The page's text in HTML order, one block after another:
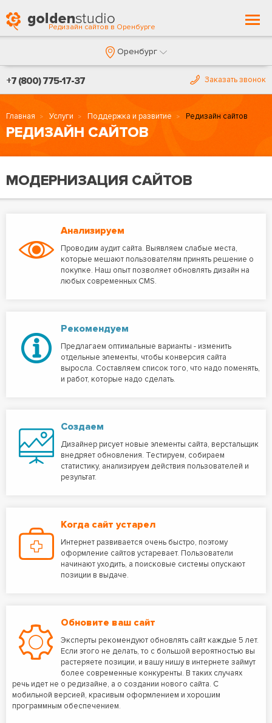
Редизайн сайтов в Оренбурге
Оренбург
+7 (800) 775-17-37 Заказать звонок
Главная Услуги Поддержка и развитие Редизайн сайтов
РЕДИЗАЙН САЙТОВ
МОДЕРНИЗАЦИЯ САЙТОВ
Анализируем
Проводим аудит сайта. Выявляем слабые места,
которые мешают пользователям принять решение о
покупке. Наш опыт позволяет обновлять дизайн на
любых современных CMS.
Рекомендуем
Предлагаем оптимальные варианты - изменить
отдельные элементы, чтобы конверсия сайта
выросла. Составляем список того, что надо поменять,
и работ, которые надо сделать.
Создаем
Дизайнер рисует новые элементы сайта, верстальщик
внедряет обновления. Тестируем, собираем
статистику, анализируем действия пользователей и
результат.
Когда сайт устарел
Интернет развивается очень быстро, поэтому
оформление сайтов устаревает. Пользователи
начинают уходить, а поисковые системы опускают
позиции в выдаче.
Обновите ваш сайт
Эксперты рекомендуют обновлять сайт каждые 5 лет.
Если этого не делать, то с большой вероятностью вы
растеряете позиции, и вашу нишу в интернете займут
более современные конкуренты. В таких случаях
речь идет не о редизайне, а о создании нового сайта. С
мобильной версией, красивым оформлением и хорошим
программным обеспечением.